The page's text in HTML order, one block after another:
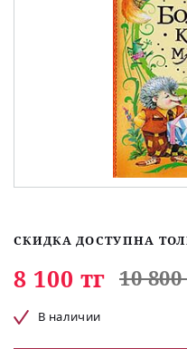
СКИДКА ДОСТУПНА
8 100 тг 10 800
В наличии